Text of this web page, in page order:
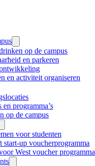
op de campus
en parkeren
en activiteit organiseren
en programma’s
op de campus
voor studenten
up voucherprogramma
West voucher programma